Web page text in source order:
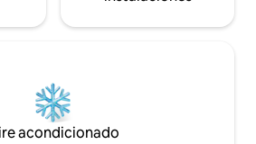
acondicionado